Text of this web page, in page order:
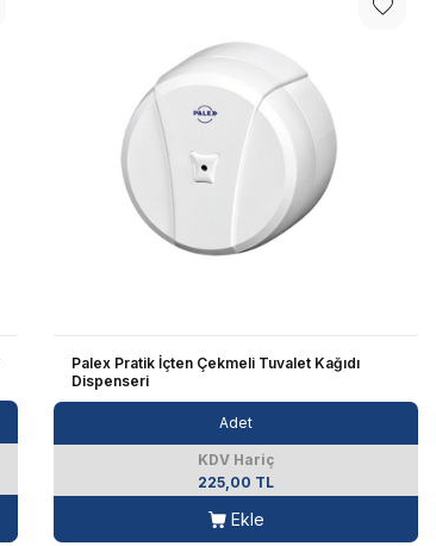
Palex Pratik İçten Çekmeli Tuvalet Kağıdı
Dispenseri
Adet
KDV Hariç
225,00 TL
Ekle